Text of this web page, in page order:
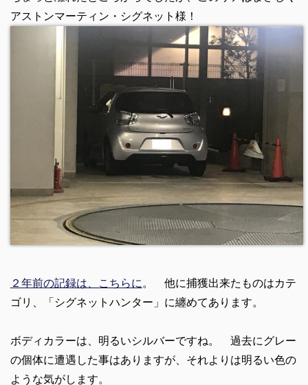
アストンマーティン・シグネット様！
２年前の記録は、こちらに 。 他に捕獲出来たものはカテ
ゴリ、「シグネットハンター」に纏めてあります。
ボディカラーは、明るいシルバーですね。 過去にグレー
の個体に遭遇した事はありますが、それよりは明るい色の
ような気がします。